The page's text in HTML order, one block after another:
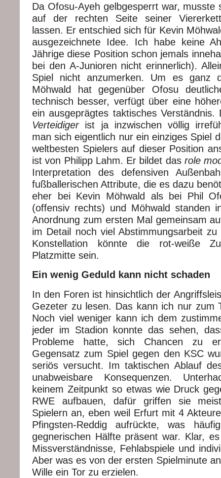
Da Ofosu-Ayeh gelbgesperrt war, musste
auf der rechten Seite seiner
lassen. Er entschied sich für Kevin
ausgezeichnete Idee. Ich habe keine
Jährige diese Position schon jemals
bei den A-Junioren nicht erinnerlich).
Spiel nicht anzumerken. Um es ganz
Möhwald hat gegenüber Ofosu
technisch besser, verfügt über eine
ein ausgeprägtes taktisches Verständnis.
Verteidigerist ja inzwischen völlig
man sich eigentlich nur ein einziges Spiel
weltbesten Spielers auf dieser Position
ist von Philipp Lahm. Er bildet dasrole
Interpretation des defensiven
fußballerischen Attribute, die es dazu
eher bei Kevin Möhwald als bei Phil
(offensiv rechts) und Möhwald standen
Anordnung zum ersten Mal gemeinsam
im Detail noch viel Abstimmungsarbeit
Konstellation könnte die rot-weiße
Platzmitte sein.
Ein wenig Geduld kann nicht schaden
In den Foren ist hinsichtlich der
Gezeter zu lesen. Das kann ich nur zum
Noch viel weniger kann ich dem
jeder im Stadion konnte das sehen,
Probleme hatte, sich Chancen zu
Gegensatz zum Spiel gegen den KSC
seriös versucht. Im taktischen Ablauf
unabweisbare Konsequenzen.
keinem Zeitpunkt so etwas wie Druck
RWE aufbauen, dafür griffen sie
Spielern an, eben weil Erfurt mit 4
Pfingsten-Reddig aufrückte, was
gegnerischen Hälfte präsent war. Klar,
Missverständnisse, Fehlabspiele und
Aber was es von der ersten Spielminute
Wille ein Tor zu erzielen.